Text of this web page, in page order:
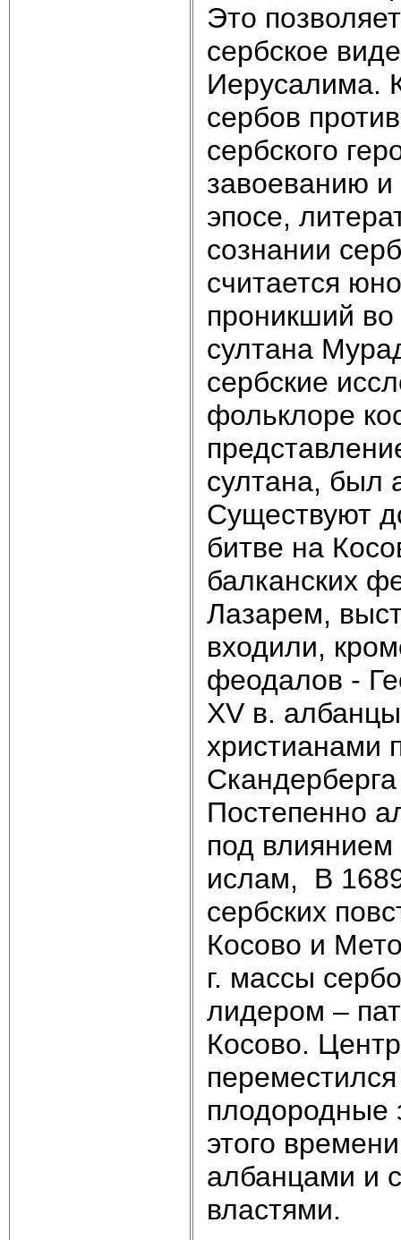
Это
сербское
Иерусалима.
сербов
сербского
завоеванию и
эпосе,
сознании
считается
проникший
султана
сербские
фольклоре
султана, был
Существуют
битве на
балканских
Лазарем,
входили,
феодалов -
XV в.
христианами
Постепенно
под
ислам, В 1689
сербских
Косово и
г. массы
лидером –
Косово.
плодородные
этого
албанцами и
властями.